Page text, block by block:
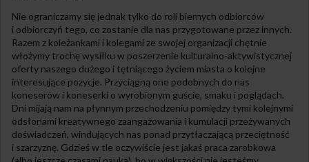
Nie ograniczamy się jednak tylko do roli biernych odbiorców
i odbiorczyń tego, co zostanie dla nas przygotowane przez innych.
Razem z koleżankami i kolegami ze swojej organizacji chętnie
włożymy trochę wysiłku w poszerzenie kulturalno-aktywistycznej
oferty naszego dużego i tętniącego życiem miasta o kolejne
interesujące pozycje. Przyciągną one podobnych do nas
koneserów i koneserki o wyrobionym guście, smaku i poglądach.
Dni mijają nam na płynnym przechodzeniu pomiędzy tymi kolejnymi
odsłonami kreatywnego zaangażowania i kumulacji przeżywanych
doświadczeń, windujących nas ponad przytłaczającą przeciętność
i szarzyznę. Gdzieś w tle oczywiście jest jakaś praca zarobkowa